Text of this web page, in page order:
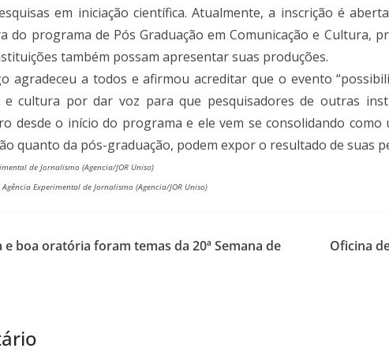
em iniciação científica. Atualmente, a inscrição é
do programa de Pós Graduação em Comunicação e Cultura,
também possam apresentar suas produções.
agradeceu a todos e afirmou acreditar que o evento
e cultura por dar voz para que pesquisadores de outras
desde o início do programa e ele vem se consolidando
quanto da pós-graduação, podem expor o resultado de suas
de Jornalismo (Agencia/JOR Uniso)
Agência Experimental de Jornalismo (Agencia/JOR Uniso)
boa oratória foram temas da 20ª Semana de
Oficina